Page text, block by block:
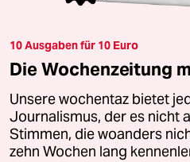
10 Ausgaben für 10 Euro
Die Wochenzeitung
Unsere wochentaz bietet
Journalismus, der es nicht
Stimmen, die woanders
zehn Wochen lang